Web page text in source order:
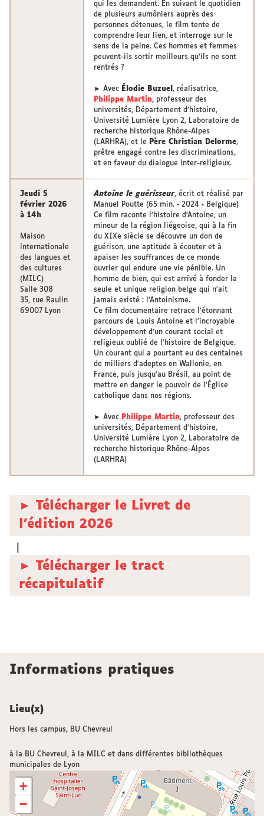
qui les demandent. En suivant le quotidien
de plusieurs aumôniers auprès des
personnes détenues, le film tente de
comprendre leur lien, et interroge sur le
sens de la peine. Ces hommes et femmes
peuvent-ils sortir meilleurs qu’ils ne sont
rentrés ?
► Avec Élodie Buzuel , réalisatrice,
Philippe Martin, professeur des
universités, Département d’histoire,
Université Lumière Lyon 2, Laboratoire de
recherche historique Rhône-Alpes
(LARHRA), et le
Père Christian Delorme,
prêtre engagé contre les discriminations,
et en faveur du dialogue inter-religieux.
Jeudi 5
février 2026
à 14h
Maison
internationale
des langues et
des cultures
(MILC)
Salle 308
35, rue Raulin
69007 Lyon
Antoine le guérisseur, écrit et réalisé par
Manuel Poutte (65 min. • 2024 • Belgique)
Ce film raconte l’histoire d’Antoine, un
mineur de la région liégeoise, qui à la fin
du XIXe siècle se découvre un don de
guérison, une aptitude à écouter et à
apaiser les souffrances de ce monde
ouvrier qui endure une vie pénible. Un
homme de bien, qui est arrivé à fonder la
seule et unique religion belge qui n’ait
jamais existé : l’Antoinisme.
Ce film documentaire retrace l’étonnant
parcours de Louis Antoine et l’incroyable
développement d’un courant social et
religieux oublié de l’histoire de Belgique.
Un courant qui a pourtant eu des centaines
de milliers d’adeptes en Wallonie, en
France, puis jusqu’au Brésil, au point de
mettre en danger le pouvoir de l’Église
catholique dans nos régions.
► Avec Philippe Martin, professeur des
universités, Département d’histoire,
Université Lumière Lyon 2, Laboratoire de
recherche historique Rhône-Alpes
(LARHRA)
► Télécharger le Livret de
l'édition 2026
► Télécharger le tract
récapitulatif
Informations pratiques
Lieu(x)
Hors les campus, BU Chevreul
à la BU Chevreul, à la MILC et dans différentes bibliothèques
municipales de Lyon
+
−